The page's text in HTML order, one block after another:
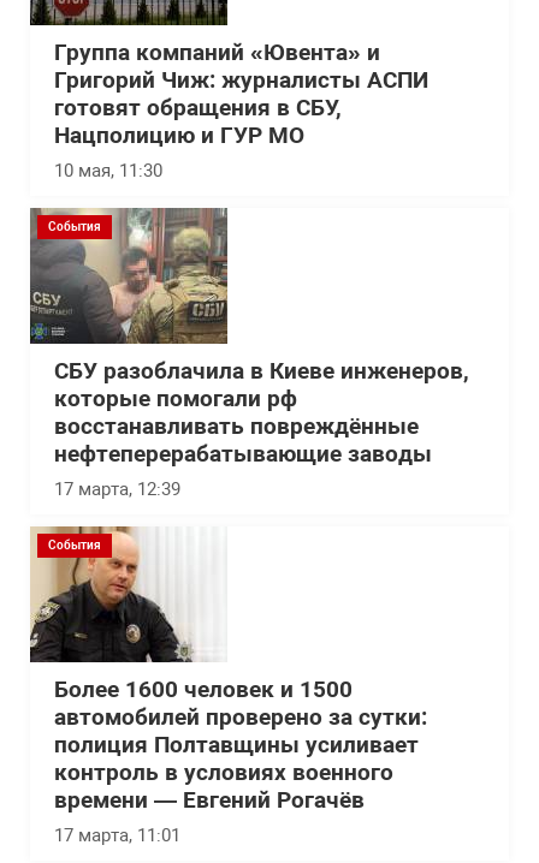
Группа компаний «Ювента» и
Григорий Чиж: журналисты АСПИ
готовят обращения в СБУ,
Нацполицию и ГУР МО
10 мая, 11:30
События
СБУ разоблачила в Киеве инженеров,
которые помогали рф
восстанавливать повреждённые
нефтеперерабатывающие заводы
17 марта, 12:39
События
Более 1600 человек и 1500
автомобилей проверено за сутки:
полиция Полтавщины усиливает
контроль в условиях военного
времени — Евгений Рогачёв
17 марта, 11:01